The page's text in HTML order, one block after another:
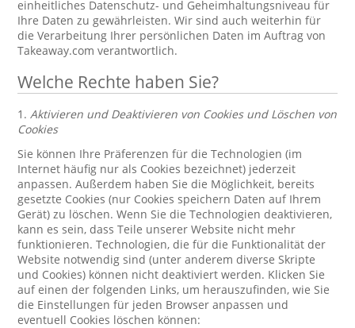
einheitliches Datenschutz- und Geheimhaltungsniveau für
Ihre Daten zu gewährleisten. Wir sind auch weiterhin für
die Verarbeitung Ihrer persönlichen Daten im Auftrag von
Takeaway.com verantwortlich.
Welche Rechte haben Sie?
1.Aktivieren und Deaktivieren von Cookies und Löschen von
Cookies
Sie können Ihre Präferenzen für die Technologien (im
Internet häufig nur als Cookies bezeichnet) jederzeit
anpassen. Außerdem haben Sie die Möglichkeit, bereits
gesetzte Cookies (nur Cookies speichern Daten auf Ihrem
Gerät) zu löschen. Wenn Sie die Technologien deaktivieren,
kann es sein, dass Teile unserer Website nicht mehr
funktionieren. Technologien, die für die Funktionalität der
Website notwendig sind (unter anderem diverse Skripte
und Cookies) können nicht deaktiviert werden. Klicken Sie
auf einen der folgenden Links, um herauszufinden, wie Sie
die Einstellungen für jeden Browser anpassen und
eventuell Cookies löschen können: